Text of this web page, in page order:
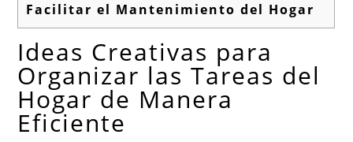
Facilitar el Mantenimiento del Hogar
Ideas Creativas para
Organizar las Tareas del
Hogar de Manera
Eficiente